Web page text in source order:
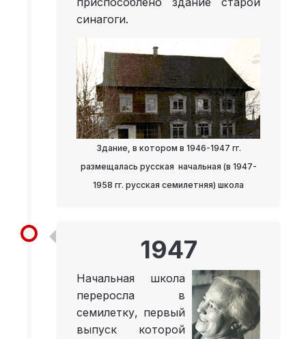
синагоги.
Здание, в котором в 1946-1947 гг.
размещалась русская начальная (в 1947-
1958 гг. русская семилетняя) школа
1947
Начальная школа
переросла в
семилетку, первый
выпуск которой